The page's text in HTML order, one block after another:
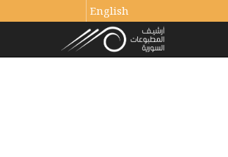
English